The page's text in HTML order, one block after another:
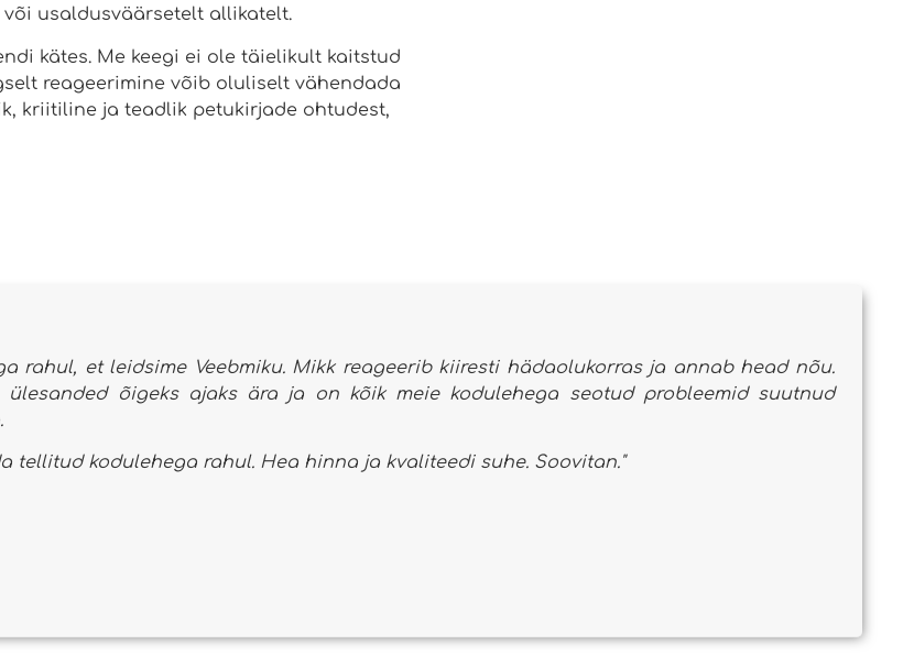
usaldusväärsetelt allikatelt.
kätes. Me keegi ei ole täielikult kaitstud
reageerimine võib oluliselt vähendada
kriitiline ja teadlik petukirjade ohtudest,
rahul, et leidsime Veebmiku. Mikk reageerib kiiresti hädaolukorras ja annab head nõu.
ülesanded õigeks ajaks ära ja on kõik meie kodulehega seotud probleemid suutnud
tellitud kodulehega rahul. Hea hinna ja kvaliteedi suhe. Soovitan."